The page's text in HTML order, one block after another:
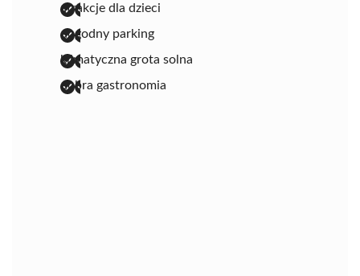
atrakcje dla dzieci
dogodny parking
klimatyczna grota solna
dobra gastronomia